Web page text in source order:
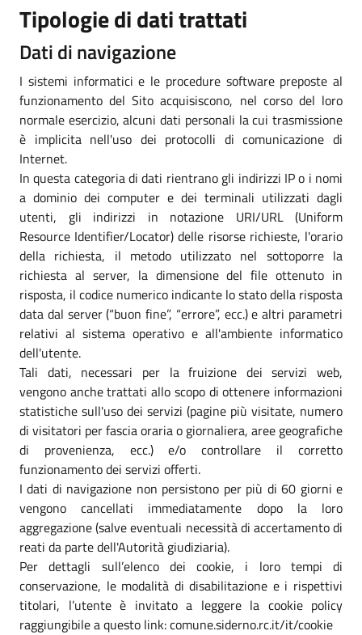
Tipologie di dati trattati
Dati di navigazione
I sistemi informatici e le procedure software preposte al
funzionamento del Sito acquisiscono, nel corso del loro
normale esercizio, alcuni dati personali la cui trasmissione
è implicita nell'uso dei protocolli di comunicazione di
Internet.
In questa categoria di dati rientrano gli indirizzi IP o i nomi
a dominio dei computer e dei terminali utilizzati dagli
utenti, gli indirizzi in notazione URI/URL (Uniform
Resource Identifier/Locator) delle risorse richieste, l'orario
della richiesta, il metodo utilizzato nel sottoporre la
richiesta al server, la dimensione del file ottenuto in
risposta, il codice numerico indicante lo stato della risposta
data dal server (“buon fine”, “errore”, ecc.) e altri parametri
relativi al sistema operativo e all'ambiente informatico
dell'utente.
Tali dati, necessari per la fruizione dei servizi web,
vengono anche trattati allo scopo di ottenere informazioni
statistiche sull'uso dei servizi (pagine più visitate, numero
di visitatori per fascia oraria o giornaliera, aree geografiche
di provenienza, ecc.) e/o controllare il corretto
funzionamento dei servizi offerti.
I dati di navigazione non persistono per più di 60 giorni e
vengono cancellati immediatamente dopo la loro
aggregazione (salve eventuali necessità di accertamento di
reati da parte dell'Autorità giudiziaria).
Per dettagli sull’elenco dei cookie, i loro tempi di
conservazione, le modalità di disabilitazione e i rispettivi
titolari, l’utente è invitato a leggere la cookie policy
raggiungibile a questo link: comune.siderno.rc.it/it/cookie